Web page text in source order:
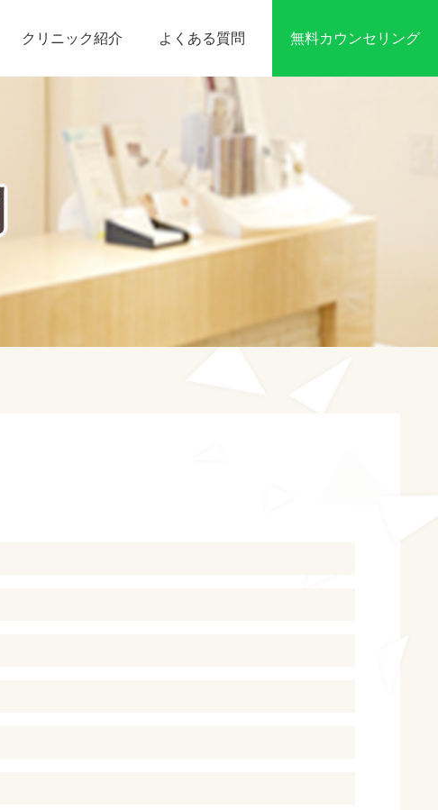
クリニック紹介 よくある質問 無料カウンセリング